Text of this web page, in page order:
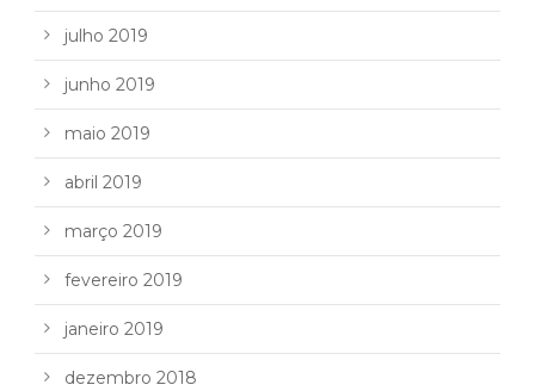
julho 2019
junho 2019
maio 2019
abril 2019
março 2019
fevereiro 2019
janeiro 2019
dezembro 2018